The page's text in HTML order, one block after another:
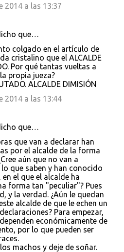
2014 a las 13:37
que…
colgado en el artículo de
cristalino que el ALCALDE
Por qué tantas vueltas a
propia jueza?
ALCALDE DIMISIÓN
2014 a las 13:44
que…
que van a declarar han
por el alcalde de la forma
aún que no van a
que saben y han conocido
en el que el alcalde ha
forma tan "peculiar"? Pues
y la verdad. ¿Aún le quedan
alcalde de que le echen un
Para empezar,
económicamente de
por lo que pueden ser
machos y deje de soñar.